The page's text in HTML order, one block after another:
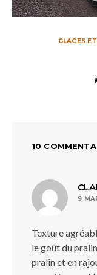
GLACES
10
9
Texture
le goût du
pralin et en